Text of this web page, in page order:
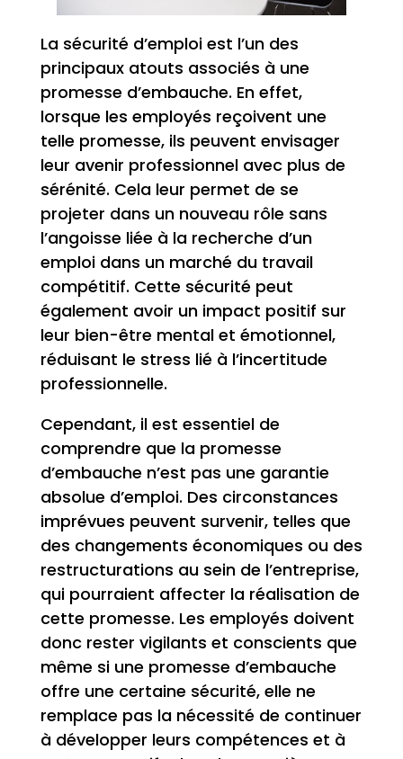
La sécurité d’emploi est l’un des
principaux atouts associés à une
promesse d’embauche. En effet,
lorsque les employés reçoivent une
telle promesse, ils peuvent envisager
leur avenir professionnel avec plus de
sérénité. Cela leur permet de se
projeter dans un nouveau rôle sans
l’angoisse liée à la recherche d’un
emploi dans un marché du travail
compétitif. Cette sécurité peut
également avoir un impact positif sur
leur bien-être mental et émotionnel,
réduisant le stress lié à l’incertitude
professionnelle.
Cependant, il est essentiel de
comprendre que la promesse
d’embauche n’est pas une garantie
absolue d’emploi. Des circonstances
imprévues peuvent survenir, telles que
des changements économiques ou des
restructurations au sein de l’entreprise,
qui pourraient affecter la réalisation de
cette promesse. Les employés doivent
donc rester vigilants et conscients que
même si une promesse d’embauche
offre une certaine sécurité, elle ne
remplace pas la nécessité de continuer
à développer leurs compétences et à